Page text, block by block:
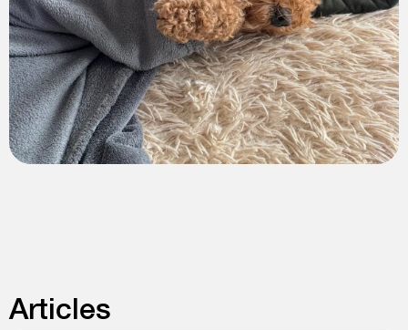
Articles